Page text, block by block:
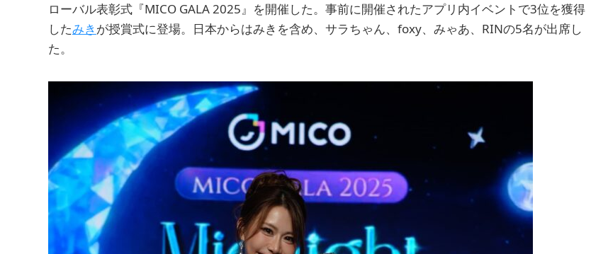
ローバル表彰式『MICO GALA 2025』を開催した。事前に開催されたアプリ内イベントで3位を獲得
したみきが授賞式に登場。日本からはみきを含め、サラちゃん、foxy、みゃあ、RINの5名が出席し
た。